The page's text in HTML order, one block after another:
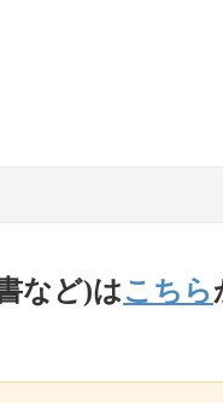
など)はこちら